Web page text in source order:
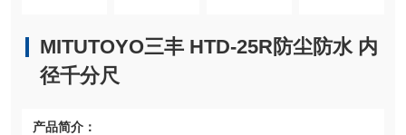
MITUTOYO三丰 HTD-25R防尘防水 内
径千分尺
产品简介：